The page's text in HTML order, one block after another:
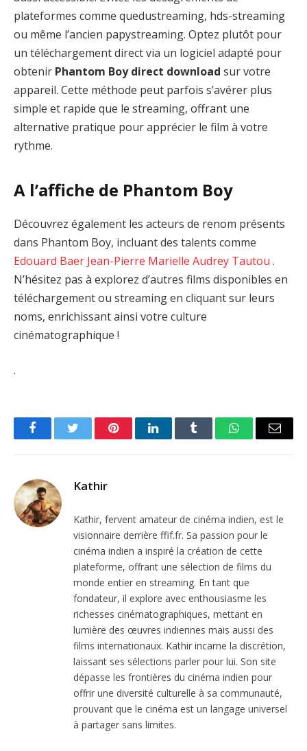
plateformes comme quedustreaming, hds-streaming
ou même l’ancien papystreaming. Optez plutôt pour
un téléchargement direct via un logiciel adapté pour
obtenir Phantom Boy direct download sur votre
appareil. Cette méthode peut parfois s’avérer plus
simple et rapide que le streaming, offrant une
alternative pratique pour apprécier le film à votre
rythme.
A l’affiche de Phantom Boy
Découvrez également les acteurs de renom présents
dans Phantom Boy, incluant des talents comme
Edouard Baer Jean-Pierre Marielle Audrey Tautou .
N’hésitez pas à explorez d’autres films disponibles en
téléchargement ou streaming en cliquant sur leurs
noms, enrichissant ainsi votre culture
cinématographique !
.
FacebookTwitter PinterestLinkedInTumblr WhatsAppEmail
Kathir
Kathir, fervent amateur de cinéma indien, est le
visionnaire derrière ffif.fr. Sa passion pour le
cinéma indien a inspiré la création de cette
plateforme, offrant une sélection de films du
monde entier en streaming. En tant que
fondateur, il explore avec enthousiasme les
richesses cinématographiques, mettant en
lumière des œuvres indiennes mais aussi des
films internationaux. Kathir incarne la discrétion,
laissant ses sélections parler pour lui. Son site
dépasse les frontières du cinéma indien pour
offrir une diversité culturelle à sa communauté,
prouvant que le cinéma est un langage universel
à partager sans limites.